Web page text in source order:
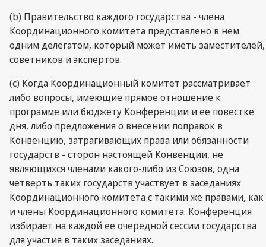
(b) Правительство каждого государства - члена
Координационного комитета представлено в нем
одним делегатом, который может иметь заместителей,
советников и экспертов.
(c) Когда Координационный комитет рассматривает
либо вопросы, имеющие прямое отношение к
программе или бюджету Конференции и ее повестке
дня, либо предложения о внесении поправок в
Конвенцию, затрагивающих права или обязанности
государств - сторон настоящей Конвенции, не
являющихся членами какого-либо из Союзов, одна
четверть таких государств участвует в заседаниях
Координационного комитета с такими же правами, как
и члены Координационного комитета. Конференция
избирает на каждой ее очередной сессии государства
для участия в таких заседаниях.